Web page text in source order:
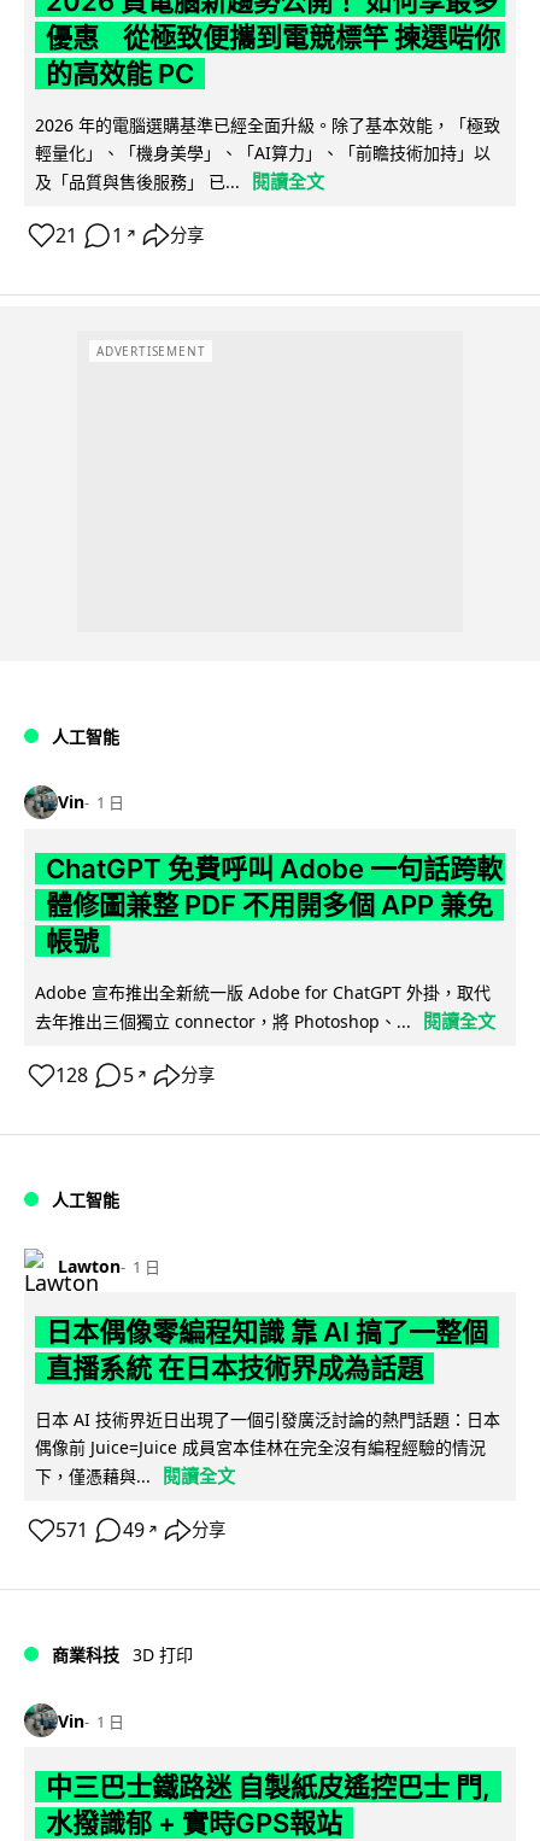
優惠 從極致便攜到電競標竿 揀選啱你
的高效能 PC
2026 年的電腦選購基準已經全面升級。除了基本效能，「極致
輕量化」、「機身美學」、「AI算力」、「前瞻技術加持」以
及「品質與售後服務」 已...
閱讀全文
21 1 ↗ 分享
ADVERTISEMENT
人工智能
Vin 1 日
ChatGPT 免費呼叫 Adobe 一句話跨軟
體修圖兼整 PDF 不用開多個 APP 兼免
帳號
Adobe 宣布推出全新統一版 Adobe for ChatGPT 外掛，取代
去年推出三個獨立 connector，將 Photoshop、...
閱讀全文
128 5 ↗ 分享
人工智能
Lawton 1 日
日本偶像零編程知識 靠 AI 搞了一整個
直播系統 在日本技術界成為話題
日本 AI 技術界近日出現了一個引發廣泛討論的熱門話題：日本
偶像前 Juice=Juice 成員宮本佳林在完全沒有編程經驗的情況
下，僅憑藉與...
閱讀全文
571 49 ↗ 分享
商業科技 3D 打印
Vin 1 日
中三巴士鐵路迷 自製紙皮遙控巴士 門,
水撥識郁 + 實時GPS報站